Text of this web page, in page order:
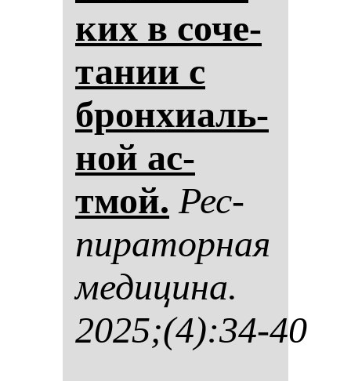
ких в со­че­
та­нии с
брон­хи­аль­
ной ас­
тмой. Рес­
пи­ра­тор­ная
ме­ди­ци­на.
2025;(4):34-40